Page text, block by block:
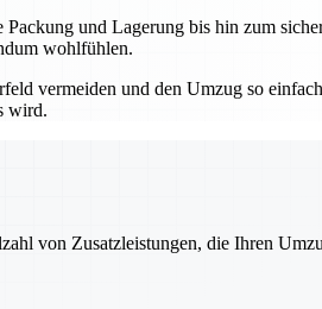
und Lagerung bis hin zum
wohlfühlen.
vermeiden und den Umzug so
wird.
von Zusatzleistungen, die Ihren